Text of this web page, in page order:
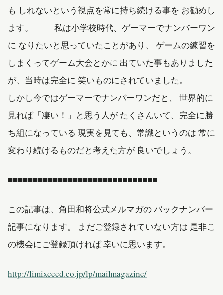
も しれないという視点を常に持ち続ける事を お勧めし
ます。 私は小学校時代、ゲーマーでナンバーワン
に なりたいと思っていたことがあり、 ゲームの練習を
しまくってゲーム大会とかに 出ていた事もありました
が、当時は完全に 笑いものにされていました。
しかし今ではゲーマーでナンバーワンだと、 世界的に
見れば「凄い！」と思う人が たくさんいて、完全に勝
ち組になっている 現実を見ても、常識というのは 常に
変わり続けるものだと考えた方が 良いでしょう。
■■■■■■■■■■■■■■■■■■■■■■■■■■■■■■
この記事は、角田和将公式メルマガの バックナンバー
記事になります。 まだご登録されていない方は 是非こ
の機会にご登録頂ければ 幸いに思います。
http://limixceed.co.jp/lp/mailmagazine/